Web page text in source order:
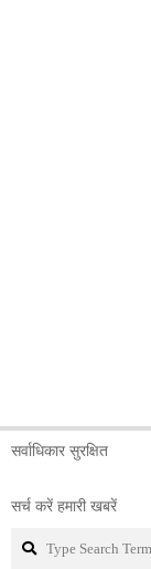
सर्वाधिकार सुरक्षित
सर्च करें हमारी खबरें